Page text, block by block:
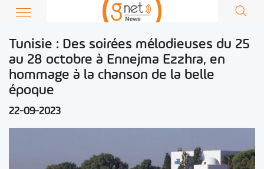
Tunisie : Des soirées mélodieuses du 25
au 28 octobre à Ennejma Ezzhra, en
hommage à la chanson de la belle
époque
22-09-2023